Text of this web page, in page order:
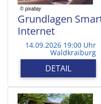
Grundlagen
Internet
14.09.2026 19:00 Uhr
Waldkraiburg
DETAIL